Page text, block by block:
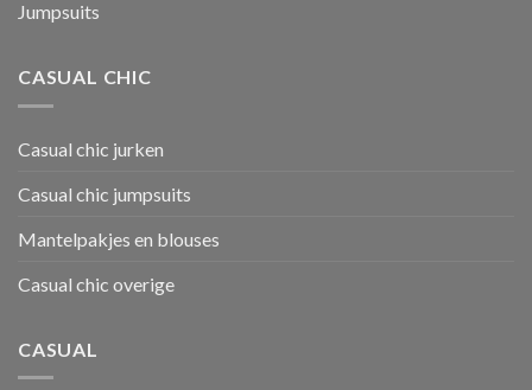
Jumpsuits
CASUAL CHIC
Casual chic jurken
Casual chic jumpsuits
Mantelpakjes en blouses
Casual chic overige
CASUAL